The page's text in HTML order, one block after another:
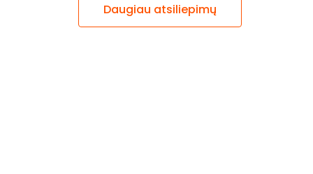
Daugiau atsiliepimų